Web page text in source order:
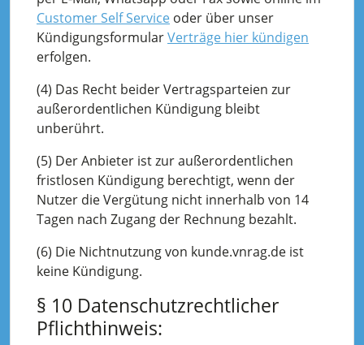
Customer Self Service oder über unser
KündigungsformularVerträge hier kündigen
erfolgen.
(4) Das Recht beider Vertragsparteien zur
außerordentlichen Kündigung bleibt
unberührt.
(5) Der Anbieter ist zur außerordentlichen
fristlosen Kündigung berechtigt, wenn der
Nutzer die Vergütung nicht innerhalb von 14
Tagen nach Zugang der Rechnung bezahlt.
(6) Die Nichtnutzung von kunde.vnrag.de ist
keine Kündigung.
§ 10 Datenschutzrechtlicher
Pflichthinweis: